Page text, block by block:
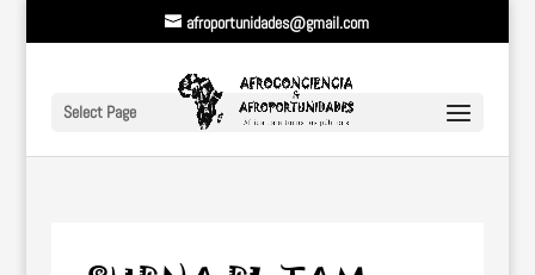
afroportunidades@gmail.com
Select Page